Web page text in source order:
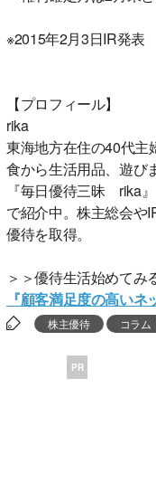
※2015年2月3日IR発表
【プロフィール】
rika
東海地方在住の40代主
食から生活用品、遊び
『毎日優待三昧 rika』
で紹介中。株主総会や
優待を取得。
＞＞優待生活始めてみ
『顧客満足度の高いネ
株主優待 コラム
PR